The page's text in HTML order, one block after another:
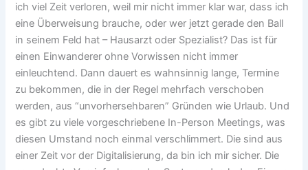
ich viel Zeit verloren, weil mir nicht immer klar war, dass ich
eine Überweisung brauche, oder wer jetzt gerade den Ball
in seinem Feld hat – Hausarzt oder Spezialist? Das ist für
einen Einwanderer ohne Vorwissen nicht immer
einleuchtend. Dann dauert es wahnsinnig lange, Termine
zu bekommen, die in der Regel mehrfach verschoben
werden, aus “unvorhersehbaren” Gründen wie Urlaub. Und
es gibt zu viele vorgeschriebene In-Person Meetings, was
diesen Umstand noch einmal verschlimmert. Die sind aus
einer Zeit vor der Digitalisierung, da bin ich mir sicher. Die